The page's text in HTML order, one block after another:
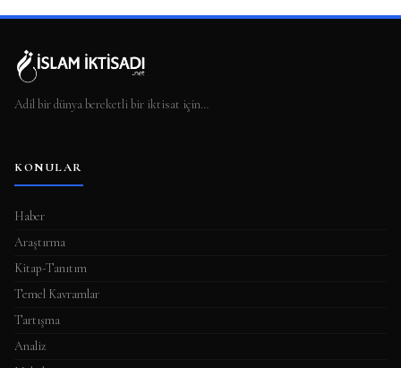
Adil bir dünya bereketli bir iktisat için…
KONULAR
Haber
Araştırma
Kitap-Tanıtım
Temel Kavramlar
Tartışma
Analiz